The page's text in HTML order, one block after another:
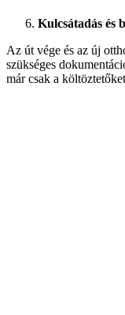
Kulcsátadás és
Az út vége és az új
szükséges
már csak a